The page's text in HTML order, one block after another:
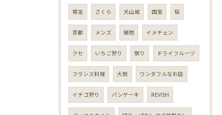
襟足 さくら 犬山城 国宝 桜
京都 メンズ 植物 イメチェン
クセ いちご狩り 祭り ドライフルーツ
フランス料理 大阪 ワンダフルなお店
イチゴ狩り パンケーキ REVISH